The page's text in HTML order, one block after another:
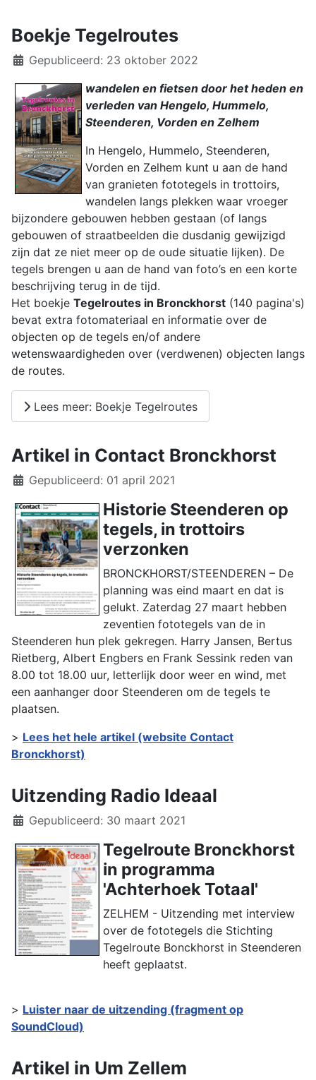
Boekje Tegelroutes
DetailsGepubliceerd: 23 oktober 2022
wandelen en fietsen door het heden en
verleden van Hengelo, Hummelo,
Steenderen, Vorden en Zelhem
In Hengelo, Hummelo, Steenderen,
Vorden en Zelhem kunt u aan de hand
van granieten fototegels in trottoirs,
wandelen langs plekken waar vroeger
bijzondere gebouwen hebben gestaan (of langs
gebouwen of straatbeelden die dusdanig gewijzigd
zijn dat ze niet meer op de oude situatie lijken). De
tegels brengen u aan de hand van foto’s en een korte
beschrijving terug in de tijd.
Het boekje Tegelroutes in Bronckhorst (140 pagina's)
bevat extra fotomateriaal en informatie over de
objecten op de tegels en/of andere
wetenswaardigheden over (verdwenen) objecten langs
de routes.
Lees meer: Boekje Tegelroutes
Artikel in Contact Bronckhorst
DetailsGepubliceerd: 01 april 2021
Historie Steenderen op
tegels, in trottoirs
verzonken
BRONCKHORST/STEENDEREN – De
planning was eind maart en dat is
gelukt. Zaterdag 27 maart hebben
zeventien fototegels van de in
Steenderen hun plek gekregen. Harry Jansen, Bertus
Rietberg, Albert Engbers en Frank Sessink reden van
8.00 tot 18.00 uur, letterlijk door weer en wind, met
een aanhanger door Steenderen om de tegels te
plaatsen.
> Lees het hele artikel (website Contact
Bronckhorst)
Uitzending Radio Ideaal
DetailsGepubliceerd: 30 maart 2021
Tegelroute Bronckhorst
in programma
'Achterhoek Totaal'
ZELHEM - Uitzending met interview
over de fototegels die Stichting
Tegelroute Bonckhorst in Steenderen
heeft geplaatst.
> Luister naar de uitzending (fragment op
SoundCloud)
Artikel in Um Zellem